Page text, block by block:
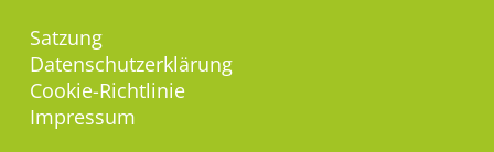
Satzung
Datenschutzerklärung
Cookie-Richtlinie
Impressum